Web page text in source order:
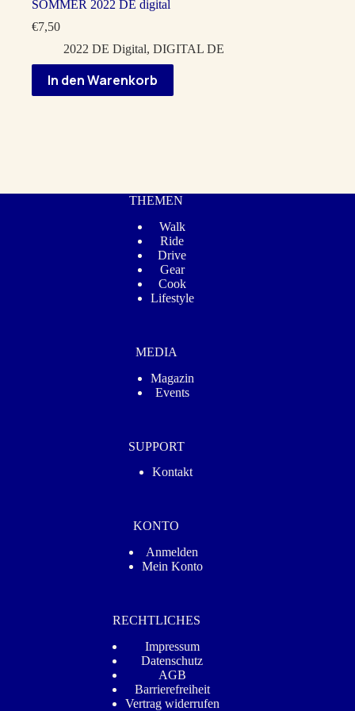
SOMMER 2022 DE digital
€7,50
2022 DE Digital, DIGITAL DE
In den Warenkorb
THEMEN
Walk
Ride
Drive
Gear
Cook
Lifestyle
MEDIA
Magazin
Events
SUPPORT
Kontakt
KONTO
Anmelden
Mein Konto
RECHTLICHES
Impressum
Datenschutz­
AGB
Barrierefreiheit
Vertrag widerrufen